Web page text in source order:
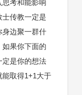
思考和能影响
传教一定是
身边聚一群什
果你下面的
定是你的想法
能取得1+1大于